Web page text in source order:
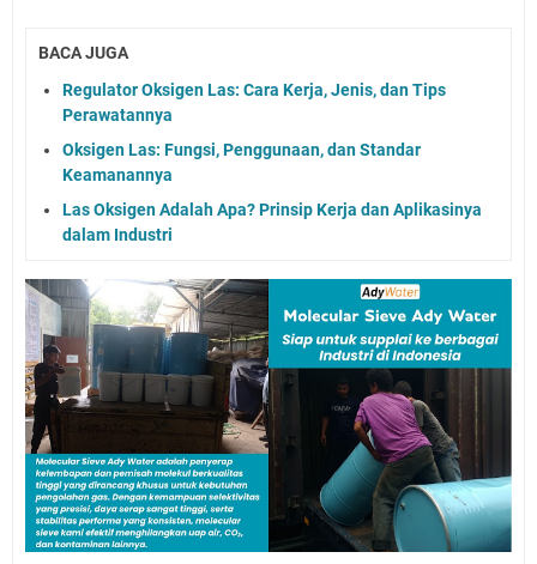
BACA JUGA
Regulator Oksigen Las: Cara Kerja, Jenis, dan Tips
Perawatannya
Oksigen Las: Fungsi, Penggunaan, dan Standar
Keamanannya
Las Oksigen Adalah Apa? Prinsip Kerja dan Aplikasinya
dalam Industri